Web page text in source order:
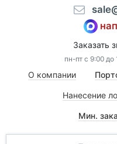
Заказать
пн-пт с 9:00
О компании
Нанесение
Мин.